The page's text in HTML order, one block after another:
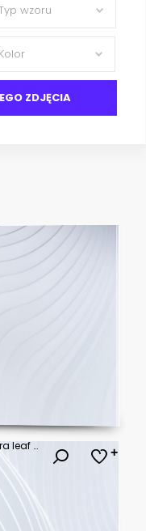
wzoru
Kolor
ZDJĘCIA
Clean flat vector line icon of a monstera leaf with split edges, suited for jungle decor, plant shops, and tropical branding.